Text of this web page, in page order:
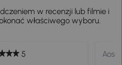
w recenzji lub filmie i
właściwego wyboru.
5